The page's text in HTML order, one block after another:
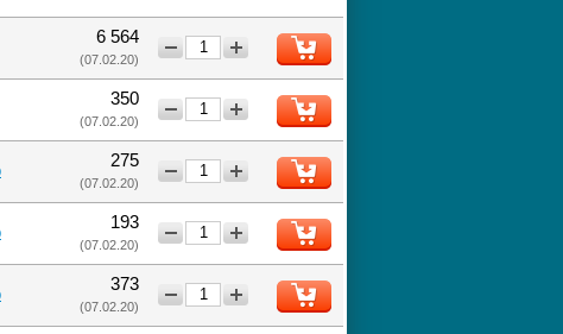
6 564
(07.02.20)
+
350
(07.02.20)
+
275
(07.02.20)
+
193
(07.02.20)
+
373
(07.02.20)
+